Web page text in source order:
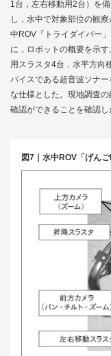
1台，左右移動用2台）を
し，水中で対象部位の観
中ROV「トライダイバー
に，ロボットの概要を示
用スラスタ4台，水平方向
バイスである超音波ソナ
な仕様とした。現地調査
確認ができることを確認し
図7｜水中ROV「げん